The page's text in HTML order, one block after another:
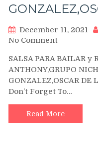
dance
in
December 11, 2021
No Commenton
PARA
BAILAR
y
MIX
–
MARC
SALSA PARA BAILAR y
ANTHONY,GRUPO
GONZALEZ,OSCAR
Don’t Forget To…
Read More